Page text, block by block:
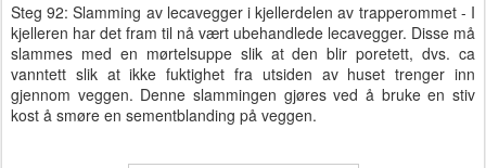
Steg 92: Slamming av lecavegger i kjellerdelen av trapperommet - I
kjelleren har det fram til nå vært ubehandlede lecavegger. Disse må
slammes med en mørtelsuppe slik at den blir poretett, dvs. ca
vanntett slik at ikke fuktighet fra utsiden av huset trenger inn
gjennom veggen. Denne slammingen gjøres ved å bruke en stiv
kost å smøre en sementblanding på veggen.